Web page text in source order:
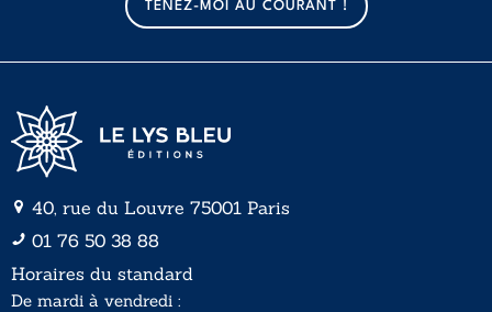
TENEZ-MOI AU COURANT !
40, rue du Louvre 75001 Paris
01 76 50 38 88
Horaires du standard
De mardi à vendredi :